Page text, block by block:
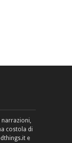
narrazioni,
costola di
e